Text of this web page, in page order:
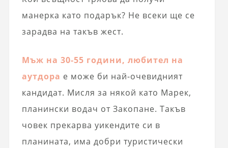
манерка като подарък? Не всеки ще се
зарадва на такъв жест.
Мъж на 30-55 години, любител на
аутдора е може би най-очевидният
кандидат. Мисля за някой като Марек,
планински водач от Закопане. Такъв
човек прекарва уикендите си в
планината, има добри туристически